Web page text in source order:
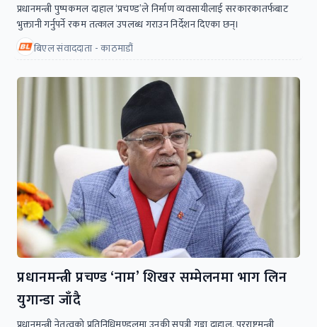
प्रधानमन्त्री पुष्पकमल दाहाल ‘प्रचण्ड’ले निर्माण व्यवसायीलाई सरकारकातर्फबाट
भुक्तानी गर्नुपर्ने रकम तत्काल उपलब्ध गराउन निर्देशन दिएका छन्।
बिएल संवाददाता - काठमाडौं
प्रधानमन्त्री प्रचण्ड ‘नाम’ शिखर सम्मेलनमा भाग लिन
युगान्डा जाँदै